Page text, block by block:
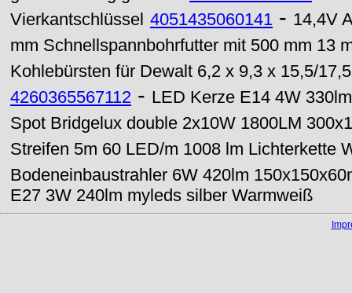
Vierkantschlüssel 4051435060141 - 14,4V
mm Schnellspannbohrfutter mit 500 mm 13
Kohlebürsten für Dewalt 6,2 x 9,3 x 15,5/
4260365567112 - LED Kerze E14 4W
Spot Bridgelux double 2x10W 1800LM
Streifen 5m 60 LED/m 1008 lm Lichterkette
Bodeneinbaustrahler 6W 420lm
E27 3W 240lm myleds silber Warmweiß